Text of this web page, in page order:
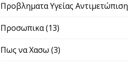
Προβληματα Υγείας Αντιμετώπιση
Προσωπικα(13)
Πως να Χασω (3)